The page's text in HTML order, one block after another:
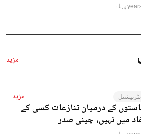
مزید
انٹرنیشنل مزید
کے درمیان تنازعات کسی کے
میں نہیں، چینی صدر